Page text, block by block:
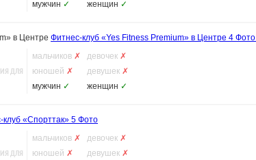
мужчин ✓ женщин ✓
в Центре Фитнес-клуб «Yes Fitness Premium» в Центре 4 Фото
ДЛЯ
мальчиков ✗ девочек ✗
юношей ✗ девушек ✗
мужчин ✓ женщин ✓
клуб «Спорттак» 5 Фото
ДЛЯ
мальчиков ✗ девочек ✗
юношей ✗ девушек ✗